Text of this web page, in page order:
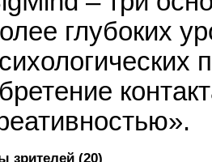
глубоких
зрителей (20)